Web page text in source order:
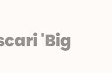
'Big